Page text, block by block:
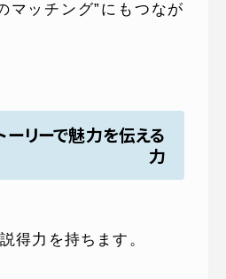
マッチング”にもつなが
ーリーで魅力を伝える
力
得力を持ちます。